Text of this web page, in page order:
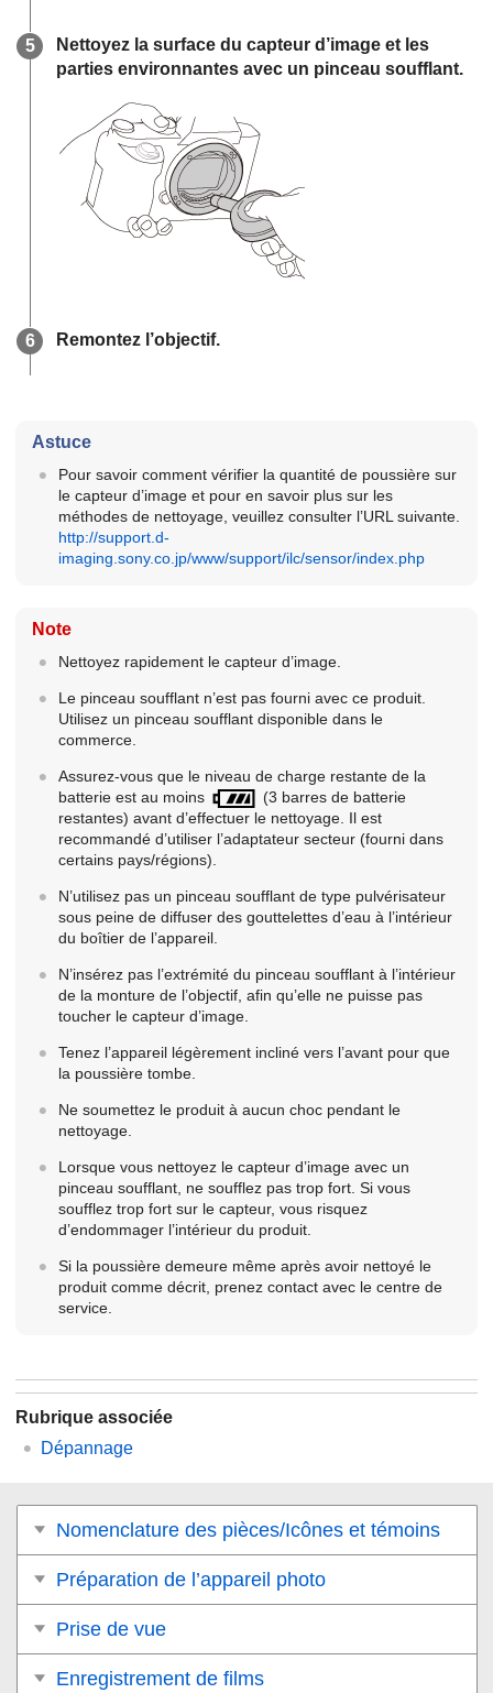
Nettoyez la surface du capteur d’image et les
parties environnantes avec un pinceau soufflant.
Remontez l’objectif.
Astuce
Pour savoir comment vérifier la quantité de poussière sur
le capteur d’image et pour en savoir plus sur les
méthodes de nettoyage, veuillez consulter l’URL suivante.
http://support.d-
imaging.sony.co.jp/www/support/ilc/sensor/index.php
Note
Nettoyez rapidement le capteur d’image.
Le pinceau soufflant n’est pas fourni avec ce produit.
Utilisez un pinceau soufflant disponible dans le
commerce.
Assurez-vous que le niveau de charge restante de la
batterie est au moins
(3 barres de batterie
restantes) avant d’effectuer le nettoyage. Il est
recommandé d’utiliser l’adaptateur secteur (fourni dans
certains pays/régions).
N’utilisez pas un pinceau soufflant de type pulvérisateur
sous peine de diffuser des gouttelettes d’eau à l’intérieur
du boîtier de l’appareil.
N’insérez pas l’extrémité du pinceau soufflant à l’intérieur
de la monture de l’objectif, afin qu’elle ne puisse pas
toucher le capteur d’image.
Tenez l’appareil légèrement incliné vers l’avant pour que
la poussière tombe.
Ne soumettez le produit à aucun choc pendant le
nettoyage.
Lorsque vous nettoyez le capteur d’image avec un
pinceau soufflant, ne soufflez pas trop fort. Si vous
soufflez trop fort sur le capteur, vous risquez
d’endommager l’intérieur du produit.
Si la poussière demeure même après avoir nettoyé le
produit comme décrit, prenez contact avec le centre de
service.
Rubrique associée
Dépannage
Nomenclature des pièces/Icônes et témoins
Préparation de l’appareil photo
Prise de vue
Enregistrement de films